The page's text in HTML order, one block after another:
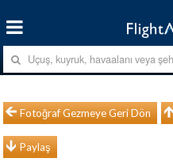
Fotoğraf Gezmeye Geri Dön
Paylaş